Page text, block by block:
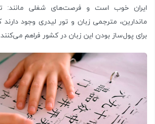
ایران خوب است و فرصت‌های شغلی مانند:
ماندارین، مترجمی زبان و تور لیدری وجود
برای پول‌ساز بودن این زبان در کشور فراهم می‌کنند.